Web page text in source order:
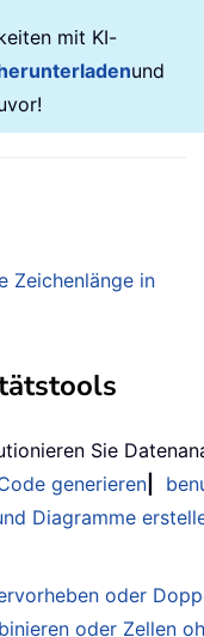
mit KI-
und
Zeichenlänge in
Sie
generieren
Diagramme
oder
oder Zellen